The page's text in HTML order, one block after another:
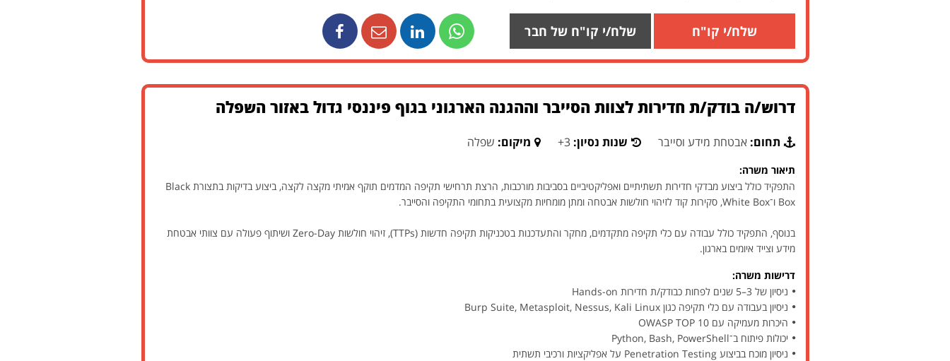
שלח/י קו"ח שלח/י קו"ח של חבר
דרוש/ה בודק/ת חדירות לצוות הסייבר וההגנה הארגוני בגוף פיננסי גדול באזור השפלה
תחום:אבטחת מידע וסייבר שנות נסיון:3+ מיקום: שפלה
תיאור משרה:
התפקיד כולל ביצוע מבדקי חדירות תשתיתיים ואפליקטיביים בסביבות מורכבות, הרצת תרחישי תקיפה המדמים תוקף אמיתי מקצה לקצה, ביצוע בדיקות בתצורת Black
Box ו־White Box, סקירות קוד לזיהוי חולשות אבטחה ומתן מומחיות מקצועית בתחומי התקיפה והסייבר.
בנוסף, התפקיד כולל עבודה עם כלי תקיפה מתקדמים, מחקר והתעדכנות בטכניקות תקיפה חדשות (TTPs), זיהוי חולשות Zero-Day ושיתוף פעולה עם צוותי אבטחת
מידע וצייד איומים בארגון.
דרישות משרה:
ניסיון של 3–5 שנים לפחות כבודק/ת חדירות Hands-on
ניסיון בעבודה עם כלי תקיפה כגון Burp Suite, Metasploit, Nessus, Kali Linux
היכרות מעמיקה עם OWASP TOP 10
יכולות פיתוח ב־Python, Bash, PowerShell
ניסיון מוכח בביצוע Penetration Testing על אפליקציות ורכיבי תשתית